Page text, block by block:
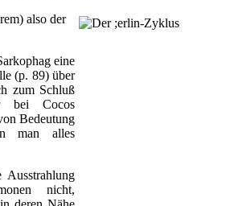
also der
eine
(p. 89) über
zum Schluß
bei Cocos
Bedeutung
man alles
nicht,